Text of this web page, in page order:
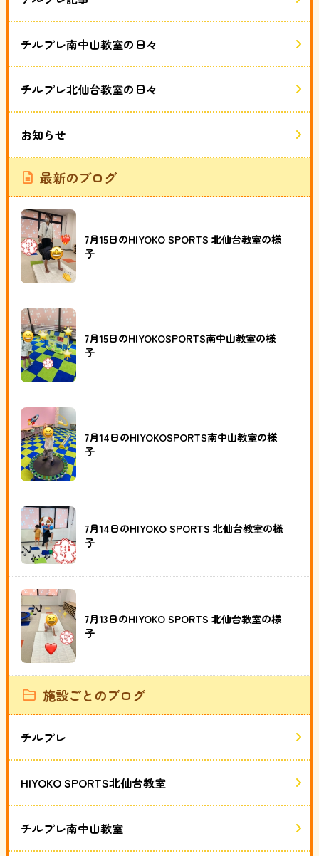
チルプレ南中山教室の日々
チルプレ北仙台教室の日々
お知らせ
最新のブログ
7月15日のHIYOKO SPORTS 北仙台教室の様
子
7月15日のHIYOKOSPORTS南中山教室の様
子
7月14日のHIYOKOSPORTS南中山教室の様
子
7月14日のHIYOKO SPORTS 北仙台教室の様
子
7月13日のHIYOKO SPORTS 北仙台教室の様
子
施設ごとのブログ
チルプレ
HIYOKO SPORTS北仙台教室
チルプレ南中山教室